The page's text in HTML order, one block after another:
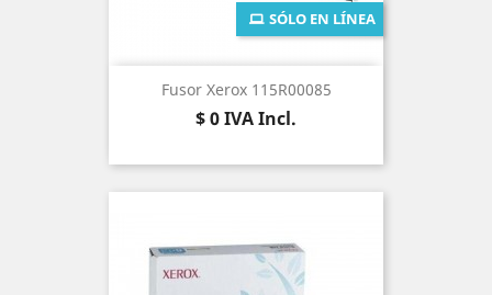
Fusor Xerox 115R00085
Precio
$ 0IVA Incl.
SÓLO EN LÍNEA